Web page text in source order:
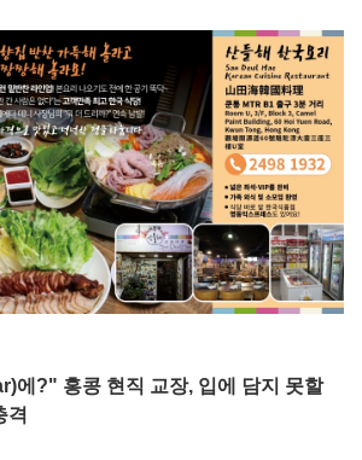
에?" 홍콩 현직 교장, 입에 담지 못할
격